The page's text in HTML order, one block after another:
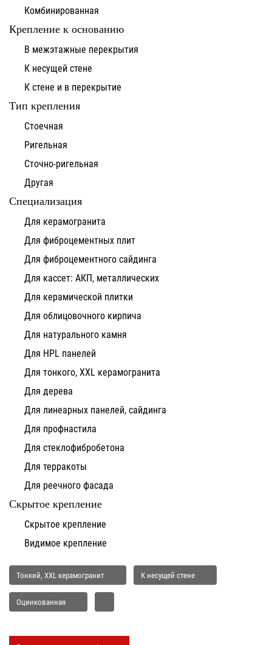
Комбинированная
Крепление к основанию
В межэтажные перекрытия
К несущей стене
К стене и в перекрытие
Тип крепления
Стоечная
Ригельная
Сточно-ригельная
Другая
Специализация
Для керамогранита
Для фиброцементных плит
Для фиброцементного сайдинга
Для кассет: АКП, металлических
Для керамической плитки
Для облицовочного кирпича
Для натурального камня
Для HPL панелей
Для тонкого, XXL керамогранита
Для дерева
Для линеарных панелей, сайдинга
Для профнастила
Для стеклофибробетона
Для терракоты
Для реечного фасада
Скрытое крепление
Скрытое крепление
Видимое крепление
Тонкий, XXL керамогранит К несущей стене
Оцинкованная